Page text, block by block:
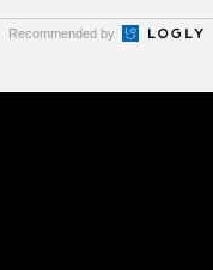
Recommended by